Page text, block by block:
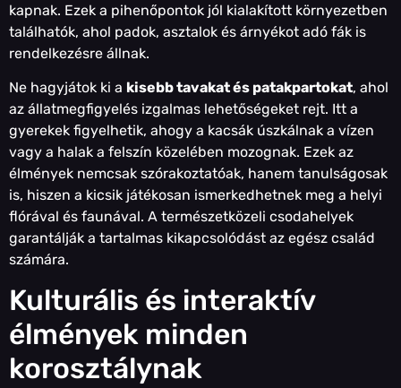
kapnak. Ezek a pihenőpontok jól kialakított környezetben
találhatók, ahol padok, asztalok és árnyékot adó fák is
rendelkezésre állnak.
Ne hagyjátok ki a kisebb tavakat és patakpartokat, ahol
az állatmegfigyelés izgalmas lehetőségeket rejt. Itt a
gyerekek figyelhetik, ahogy a kacsák úszkálnak a vízen
vagy a halak a felszín közelében mozognak. Ezek az
élmények nemcsak szórakoztatóak, hanem tanulságosak
is, hiszen a kicsik játékosan ismerkedhetnek meg a helyi
flórával és faunával. A természetközeli csodahelyek
garantálják a tartalmas kikapcsolódást az egész család
számára.
Kulturális és interaktív
élmények minden
korosztálynak